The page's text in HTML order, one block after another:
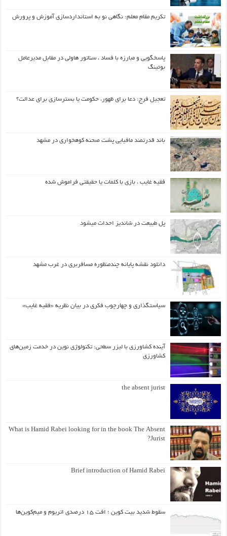
تکریم مقام معلم: نگاهی نو به استانداردسازی آموزش و پرورش
پاسخگویی و مبارزه با فساد ، سناتور هاولی در مقابل مدیرعامل
بوئینگ
تعجیل فرج: دعا برای ظهور، حکومت یا بسترسازی برای عدالت؟
باند قدرتمند مافیایی پشت صحنه کوهخواری در مشهد
فقیه غایب ، بازی با کلمات یا حقیقتی فراموش شده
پل طبیعت در شاندیز احداث میشود
دانلود نقشه پایانه چندمنظوره مسافربری در غرب مشهد
سیاستگذاری و چهارچوب فکری در بیان نظریه «فقیه غایب»
آینده کشاورزی با لیزر سطحی: تکنولوژی نوین در خدمت زمین‌های
کشاورزی
the absent jurist
What is Hamid Rabei looking for in the book The Absent
Jurist?
Brief introduction of Hamid Rabei
سقوط شدید بیت کوین ؛ افت ۱۵ درصدی اتریوم و میم‌کوین‌ها